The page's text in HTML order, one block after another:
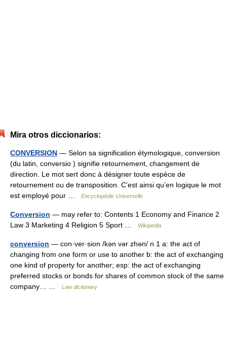
Mira otros diccionarios:
CONVERSION — Selon sa signification étymologique, conversion
(du latin, conversio ) signifie retournement, changement de
direction. Le mot sert donc à désigner toute espèce de
retournement ou de transposition. C’est ainsi qu’en logique le mot
est employé pour …
Encyclopédie Universelle
Conversion — may refer to: Contents 1 Economy and Finance 2
Law 3 Marketing 4 Religion 5 Sport …
Wikipedia
conversion — con·ver·sion /kən vər zhən/ n 1 a: the act of
changing from one form or use to another b: the act of exchanging
one kind of property for another; esp: the act of exchanging
preferred stocks or bonds for shares of common stock of the same
company… …
Law dictionary